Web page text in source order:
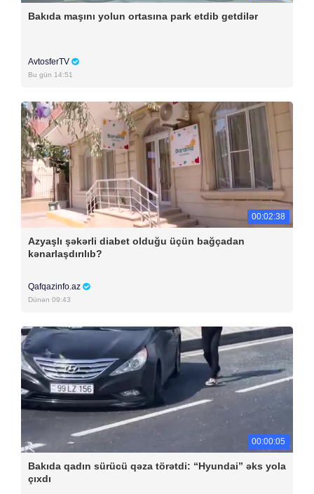
Bakıda maşını yolun ortasına park etdib getdilər
AvtosferTV
Bu gün 14:51
00:02:38
Azyaşlı şəkərli diabet olduğu üçün bağçadan
kənarlaşdırılıb?
Qafqazinfo.az
Dünən 09:43
00:00:05
Bakıda qadın sürücü qəza törətdi: “Hyundai” əks yola
çıxdı